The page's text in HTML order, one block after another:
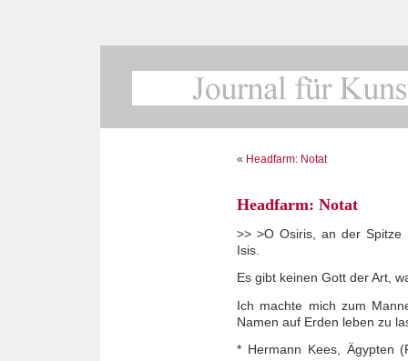
« Headfarm: Notat
Headfarm: Notat
>> >O Osiris, an der Spitze
Isis.
Es gibt keinen Gott der Art,
Ich machte mich zum
Namen auf Erden leben zu
* Hermann Kees, Ägypten